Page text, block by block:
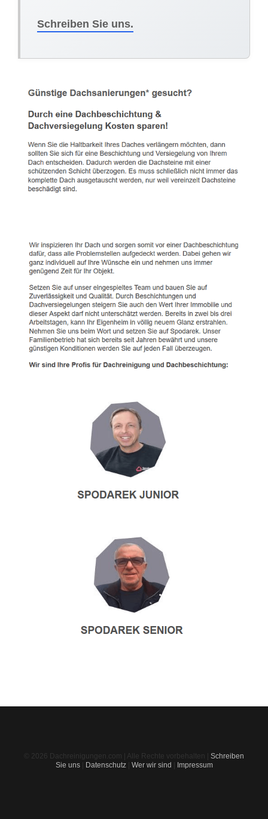
Schreiben Sie uns.
© 2026 Dachreinigungen.com | Alle Rechte vorbehalten | Schreiben
Sie uns| Datenschutz| Wer wir sind Impressum